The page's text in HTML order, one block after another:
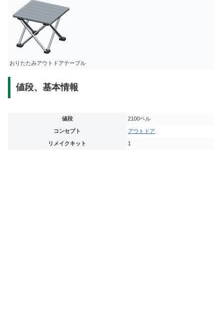
おりたたみアウトドアテーブル
値段、基本情報
値段 2100ベル
コンセプト アウトドア
リメイクキット 1